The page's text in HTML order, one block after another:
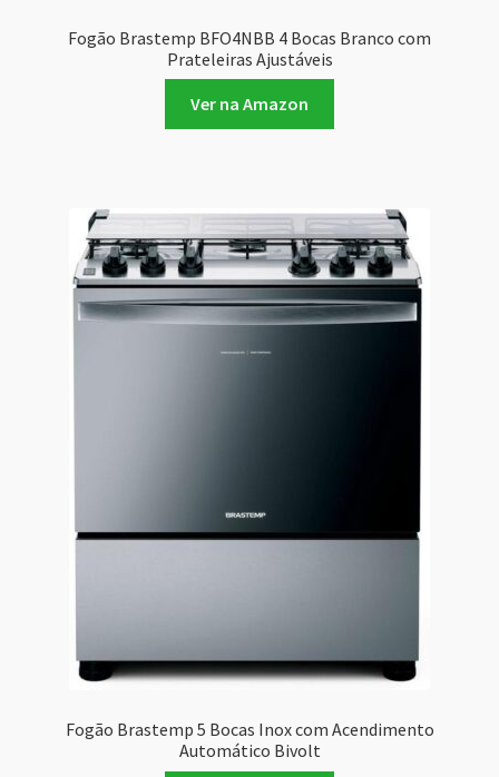
Fogão Brastemp BFO4NBB 4 Bocas Branco com
Prateleiras Ajustáveis
Ver na Amazon
Fogão Brastemp 5 Bocas Inox com Acendimento
Automático Bivolt